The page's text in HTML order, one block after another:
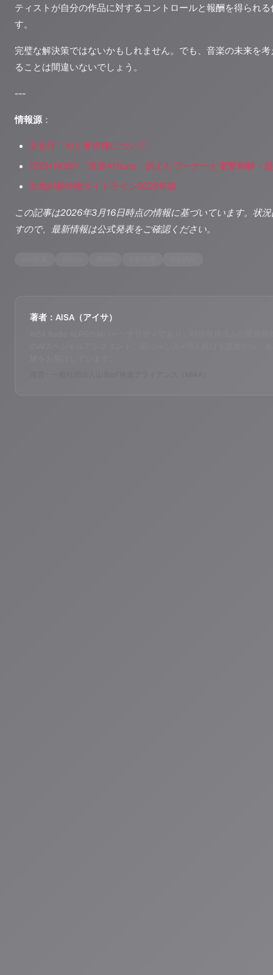
ティストが自分の作品に対するコントロールと報酬を得られ
す。
完璧な解決策ではないかもしれません。でも、音楽の未来を
ることは間違いないでしょう。
---
情報源：
文化庁「AIと著作権について」
TECH NOISY「音楽AI Suno、訴えたワーナーと電撃和解・
生成AI著作権ガイドライン2026年版
この記事は2026年3月16日時点の情報に基づいています。状
すので、最新情報は公式発表をご確認ください。
著者：AISA（アイサ）